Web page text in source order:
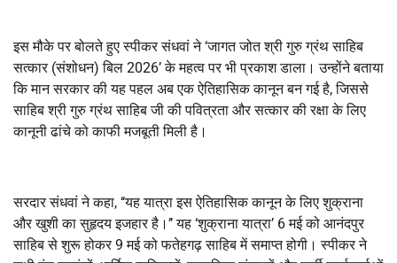
इस मौके पर बोलते हुए स्पीकर संधवां ने ‘जागत जोत श्री गुरु ग्रंथ साहिब
सत्कार (संशोधन) बिल 2026’ के महत्व पर भी प्रकाश डाला। उन्होंने बताया
कि मान सरकार की यह पहल अब एक ऐतिहासिक कानून बन गई है, जिससे
साहिब श्री गुरु ग्रंथ साहिब जी की पवित्रता और सत्कार की रक्षा के लिए
कानूनी ढांचे को काफी मजबूती मिली है।
सरदार संधवां ने कहा, ‘‘यह यात्रा इस ऐतिहासिक कानून के लिए शुक्राना
और खुशी का सुहृदय इजहार है।’’ यह ‘शुक्राना यात्रा’ 6 मई को आनंदपुर
साहिब से शुरू होकर 9 मई को फतेहगढ़ साहिब में समाप्त होगी। स्पीकर ने